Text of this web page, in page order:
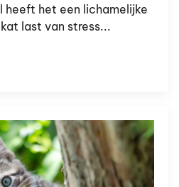
heeft het een lichamelijke
last van stress...